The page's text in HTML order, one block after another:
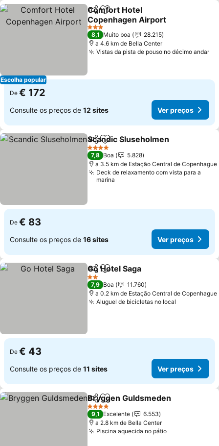
Escolha popular
PartilharAdicionar aos favoritos
Comfort Hotel
Copenhagen Airport
3 Estrelas
8,1 Muito boa
28.215
a 4.6 km de Bella Center
Vistas da pista de pouso no décimo andar
De € 172
Consulte os preços de 12 sites Ver preços
PartilharAdicionar aos favoritos
Scandic Sluseholmen
4 Estrelas
7,8 Boa
5.828
a 3.5 km de Estação Central de Copenhague
Deck de relaxamento com vista para a
marina
De € 83
Consulte os preços de 16 sites Ver preços
PartilharAdicionar aos favoritos
Go Hotel Saga
2 Estrelas
7,9 Boa
11.760
a 0.2 km de Estação Central de Copenhague
Aluguel de bicicletas no local
De € 43
Consulte os preços de 11 sites Ver preços
PartilharAdicionar aos favoritos
Bryggen Guldsmeden
4 Estrelas
9,1 Excelente
6.553
a 2.8 km de Bella Center
Piscina aquecida no pátio